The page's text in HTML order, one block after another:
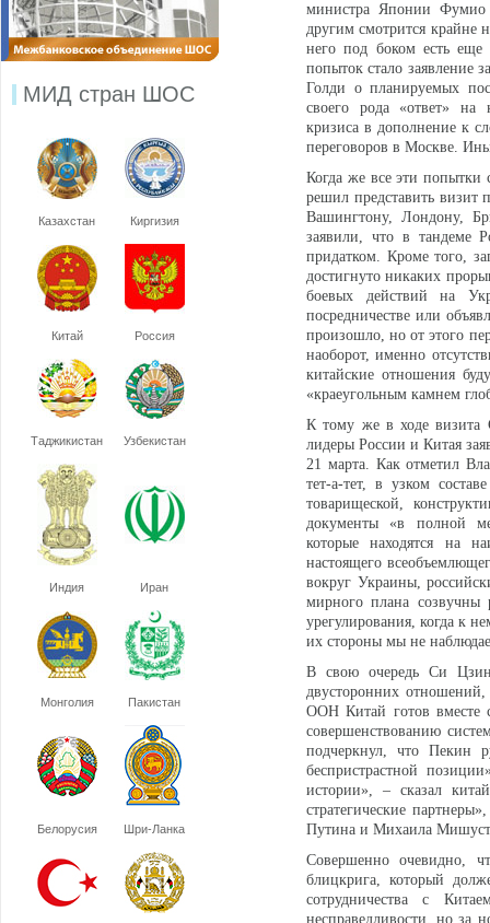
МИД стран ШОС
Казахстан Киргизия
Китай Россия
Таджикистан Узбекистан
Индия Иран
Монголия Пакистан
Белорусия Шри-Ланка
министра Японии Фумио
другим смотрится крайне
него под боком есть еще
попыток стало заявление
Голди о планируемых
своего рода «ответ» на
кризиса в дополнение к
переговоров в Москве.
Когда же все эти попытки
решил представить визит
Вашингтону, Лондону,
заявили, что в тандеме
придатком. Кроме того,
достигнуто никаких
боевых действий на
посредничестве или
произошло, но от этого
наоборот, именно
китайские отношения
«краеугольным камнем
К тому же в ходе визита
лидеры России и Китая
21 марта. Как отметил
тет-а-тет, в узком
товарищеской,
документы «в полной
которые находятся на
настоящего
вокруг Украины,
мирного плана созвучны
урегулирования, когда к
их стороны мы не
В свою очередь Си
двусторонних
ООН Китай готов вместе
совершенствованию
подчеркнул, что Пекин
беспристрастной
истории», – сказал
стратегические
Путина и Михаила
Совершенно очевидно,
блицкрига, который
сотрудничества с
несправедливости, но за